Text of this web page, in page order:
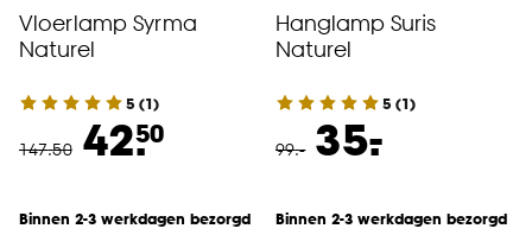
Vloerlamp Syrma
Naturel
5 (1)
147.50 42.50
Binnen 2-3 werkdagen bezorgd
Hanglamp Suris
Naturel
5 (1)
99.- 35.
-
Binnen 2-3 werkdagen bezorgd